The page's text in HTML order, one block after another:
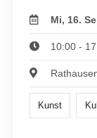
Mi, 16.
10:00 -
Kunst